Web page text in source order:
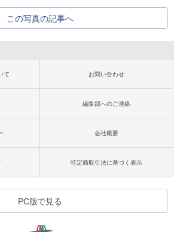
この写真の記事へ
て お問い合わせ
編集部へのご連絡
会社概要
特定商取引法に基づく表示
PC版で見る